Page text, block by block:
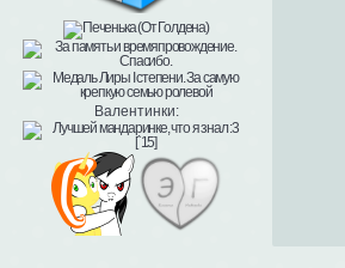
Валентинки: